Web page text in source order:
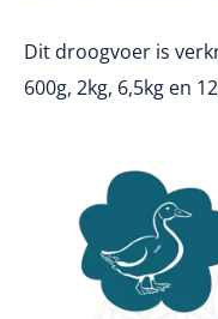
Dit droogvoer is
600g, 2kg, 6,5kg en